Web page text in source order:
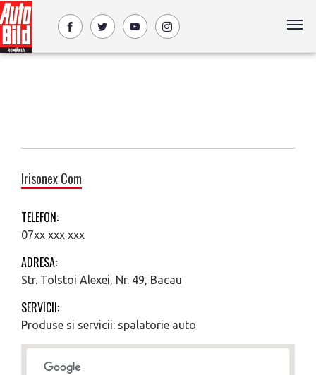
Irisonex Com
TELEFON:
07xx xxx xxx
ADRESA:
Str. Tolstoi Alexei, Nr. 49, Bacau
SERVICII:
Produse si servicii: spalatorie auto